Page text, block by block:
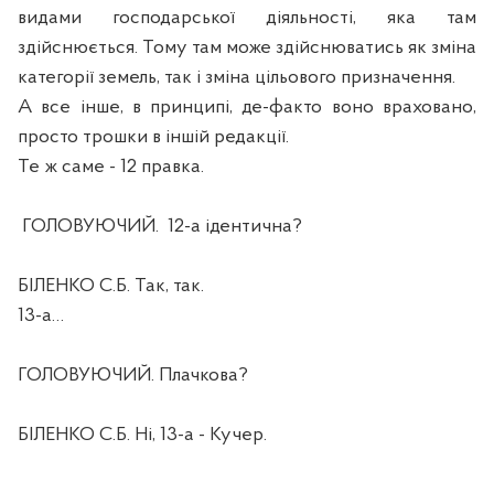
видами господарської діяльності, яка там
здійснюється. Тому там може здійснюватись як зміна
категорії земель, так і зміна цільового призначення.
А все інше, в принципі, де-факто воно враховано,
просто трошки в іншій редакції.
Те ж саме - 12 правка.
ГОЛОВУЮЧИЙ. 12-а ідентична?
БІЛЕНКО С.Б. Так, так.
13-а…
ГОЛОВУЮЧИЙ. Плачкова?
БІЛЕНКО С.Б. Ні, 13-а - Кучер.